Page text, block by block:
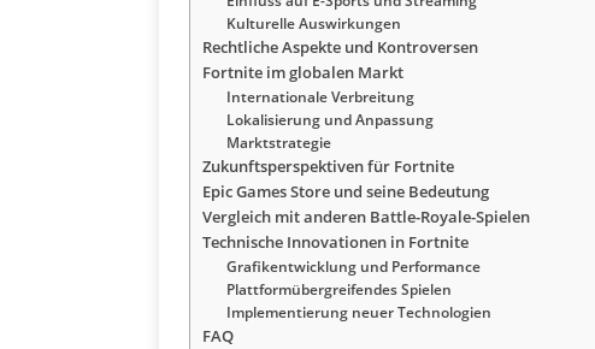
Kulturelle Auswirkungen
Rechtliche Aspekte und Kontroversen
Fortnite im globalen Markt
Internationale Verbreitung
Lokalisierung und Anpassung
Marktstrategie
Zukunftsperspektiven für Fortnite
Epic Games Store und seine Bedeutung
Vergleich mit anderen Battle-Royale-Spielen
Technische Innovationen in Fortnite
Grafikentwicklung und Performance
Plattformübergreifendes Spielen
Implementierung neuer Technologien
FAQ